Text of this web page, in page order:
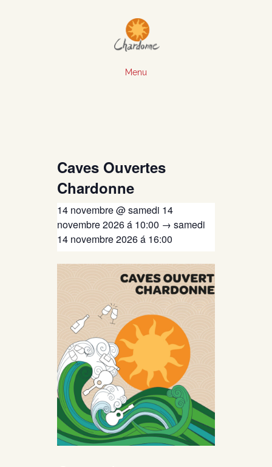
Menu
Caves Ouvertes
Chardonne
14 novembre @ samedi 14
novembre 2026 á 10:00 → samedi
14 novembre 2026 á 16:00